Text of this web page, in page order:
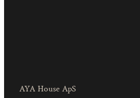
AYA House ApS